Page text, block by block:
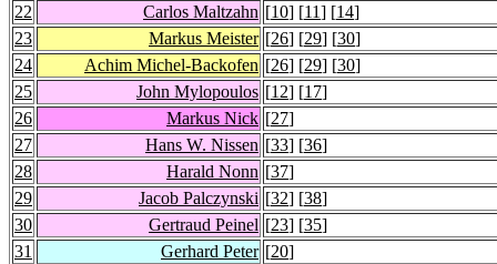
22
Carlos Maltzahn [10] [11] [14]
23
Markus Meister [26] [29] [30]
24
Achim Michel-Backofen [26] [29] [30]
25
John Mylopoulos [12] [17]
26
Markus Nick [27]
27
Hans W. Nissen [33] [36]
28
Harald Nonn [37]
29
Jacob Palczynski [32] [38]
30
Gertraud Peinel [23] [35]
31
Gerhard Peter [20]